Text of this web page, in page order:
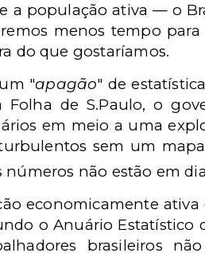
a população ativa — o
menos tempo
do que gostaríamos.
"apagão" de
de S.Paulo, o
em meio a uma
sem um
números não estão em
economicamente
o Anuário Estatístico
brasileiros